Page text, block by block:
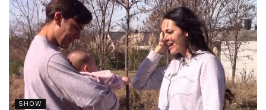
SHOW